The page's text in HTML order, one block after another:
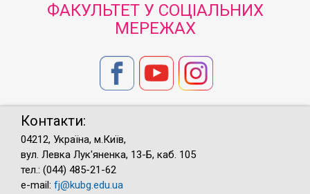
ФАКУЛЬТЕТ У СОЦІАЛЬНИХ
МЕРЕЖАХ
Контакти:
04212, Україна, м.Київ,
вул. Левка Лук'яненка, 13-Б, каб. 105
тел.: (044) 485-21-62
e-mail: fj@kubg.edu.ua